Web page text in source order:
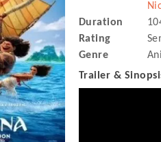
Duration
Rating
Genre
Trailer &